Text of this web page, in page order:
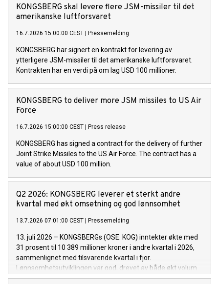
KONGSBERG skal levere flere JSM-missiler til det
amerikanske luftforsvaret
16.7.2026 15:00:00 CEST Pressemelding
KONGSBERG har signert en kontrakt for levering av
ytterligere JSM-missiler til det amerikanske luftforsvaret.
Kontrakten har en verdi på om lag USD 100 millioner.
KONGSBERG to deliver more JSM missiles to US Air
Force
16.7.2026 15:00:00 CEST Press release
KONGSBERG has signed a contract for the delivery of further
Joint Strike Missiles to the US Air Force. The contract has a
value of about USD 100 million.
Q2 2026: KONGSBERG leverer et sterkt andre
kvartal med økt omsetning og god lønnsomhet
13.7.2026 07:01:00 CEST Pressemelding
13. juli 2026 – KONGSBERGs (OSE: KOG) inntekter økte med
31 prosent til 10 389 millioner kroner i andre kvartal i 2026,
sammenlignet med tilsvarende kvartal i fjor.
Lønnsomhetsutviklingen var god, drevet av både økt volum
og solid leveransetakt på prosjekter på tvers av selskapets